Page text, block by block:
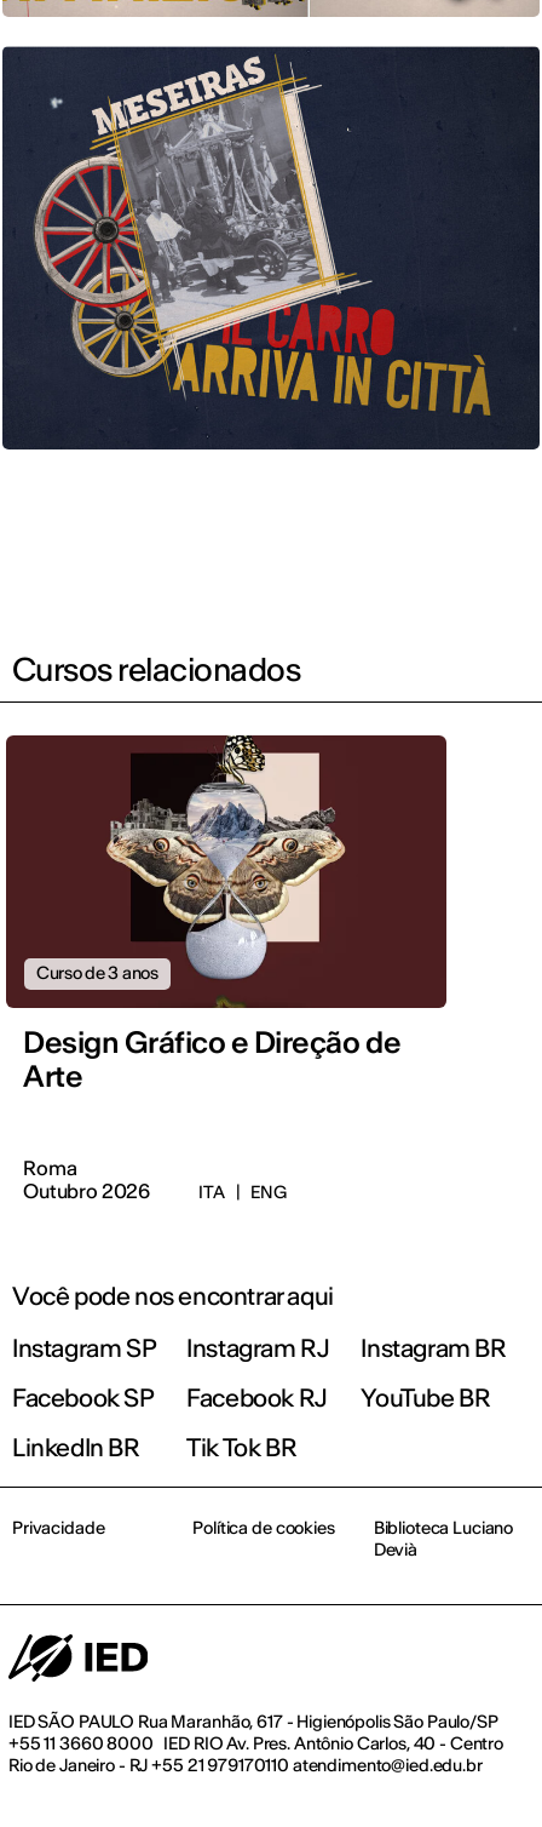
Cursos relacionados
Curso de 3 anos
Design Gráfico e Direção de
Arte
Roma
Outubro 2026
ITA ENG
Você pode nos encontrar aqui
Instagram SP
Instagram RJ
Instagram BR
Facebook SP
Facebook RJ
YouTube BR
LinkedIn BR
Tik Tok BR
IED SÃO PAULO Rua Maranhão, 617 - Higienópolis São Paulo/SP
+55 11 3660 8000 IED RIO Av. Pres. Antônio Carlos, 40 - Centro
Rio de Janeiro - RJ +55 21 979170110 atendimento@ied.edu.br
Privacidade Política de cookies
Biblioteca Luciano
Devià